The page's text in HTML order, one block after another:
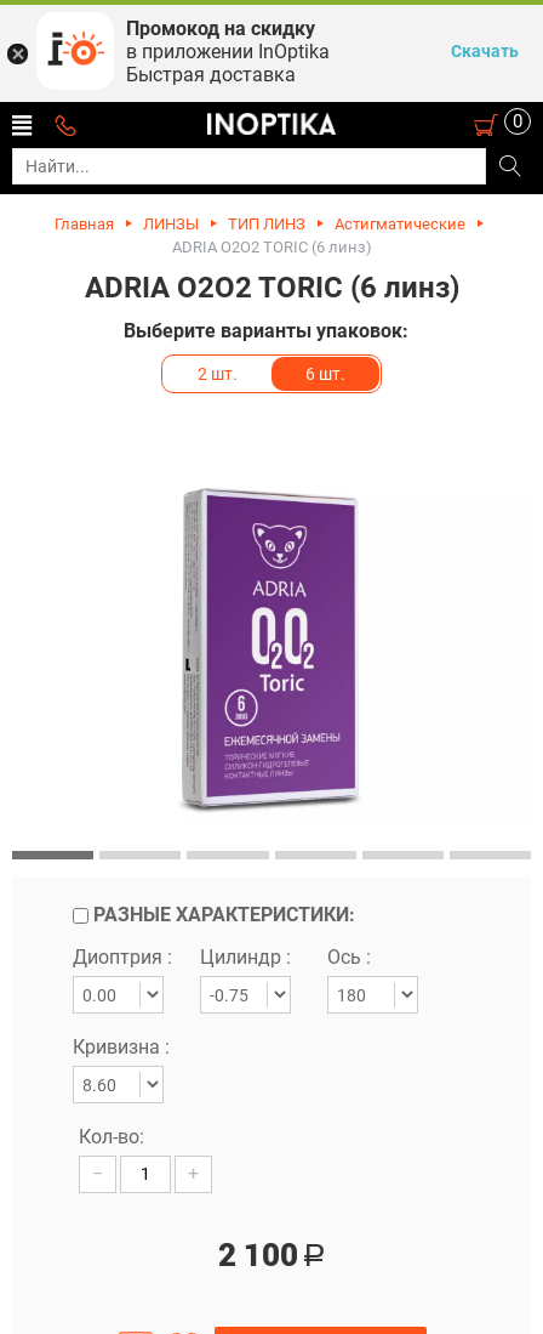
0
Главная ЛИНЗЫ ТИП ЛИНЗ
Астигматические
ADRIA O2O2 TORIC (6 линз)
ADRIA O2O2 TORIC (6 линз)
Выберите варианты упаковок:
2 шт. 6 шт.
РАЗНЫЕ ХАРАКТЕРИСТИКИ:
Диоптрия :
Цилиндр : Ось :
Кривизна :
Кол-во:
−
+
2 100 Р
Промокод на скидку
в приложении InOptika
Быстрая доставка
Скачать